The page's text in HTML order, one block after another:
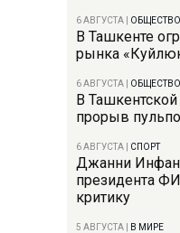
6 АВГУСТА ОБЩЕСТВО
В Ташкенте
рынка
6 АВГУСТА ОБЩЕСТВО
В
прорыв
6 АВГУСТА СПОРТ
Джанни
президента
критику
5 АВГУСТА В МИРЕ